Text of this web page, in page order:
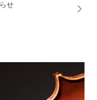
せ